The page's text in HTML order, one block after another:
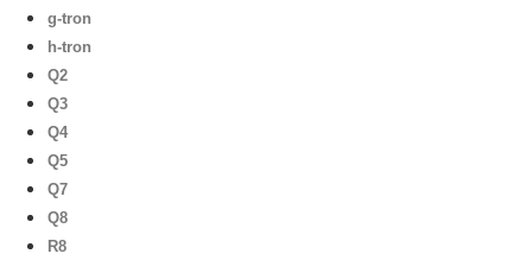
g-tron
h-tron
Q2
Q3
Q4
Q5
Q7
Q8
R8